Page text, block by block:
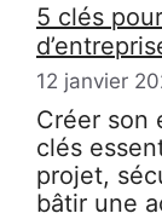
5 clés
12 janvier
Créer son
clés
projet,
bâtir une